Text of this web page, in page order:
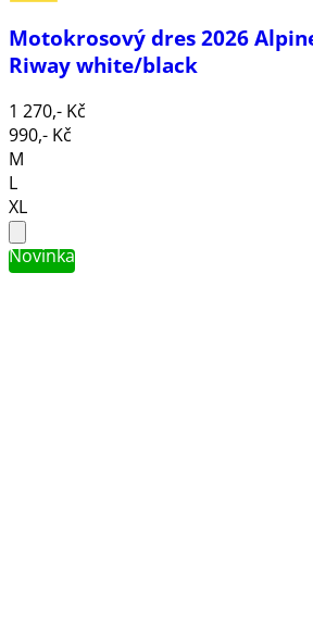
Motokrosový dres 2026
Riway white/black
1 270,- Kč
990,- Kč
M
L
XL
Novinka